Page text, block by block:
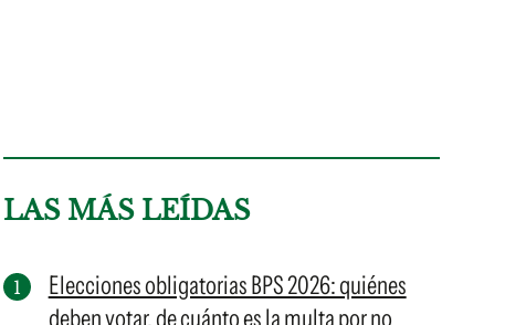
LAS MÁS LEÍDAS
Elecciones obligatorias BPS 2026: quiénes
deben votar, de cuánto es la multa por no